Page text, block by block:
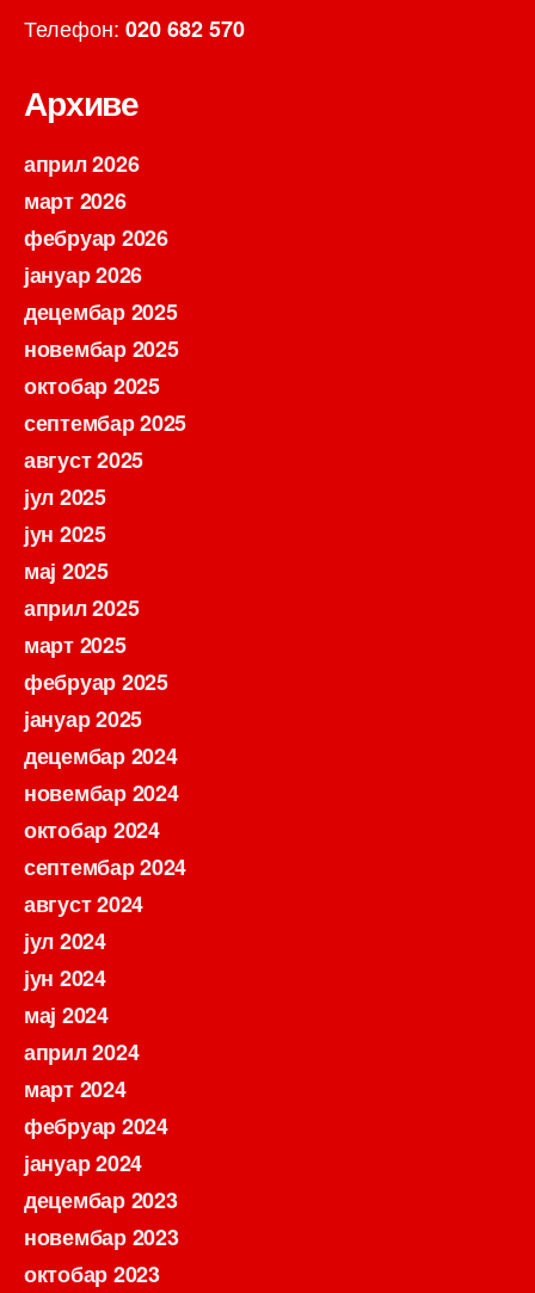
Телефон: 020 682 570
Архиве
април 2026
март 2026
фебруар 2026
јануар 2026
децембар 2025
новембар 2025
октобар 2025
септембар 2025
август 2025
јул 2025
јун 2025
мај 2025
април 2025
март 2025
фебруар 2025
јануар 2025
децембар 2024
новембар 2024
октобар 2024
септембар 2024
август 2024
јул 2024
јун 2024
мај 2024
април 2024
март 2024
фебруар 2024
јануар 2024
децембар 2023
новембар 2023
октобар 2023